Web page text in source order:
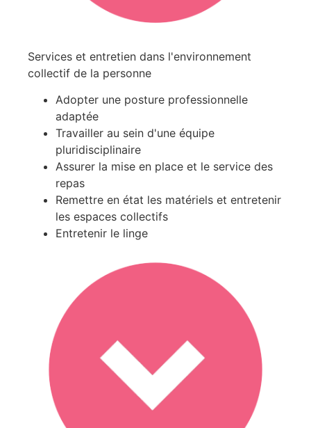
Services et entretien dans l'environnement
collectif de la personne
Adopter une posture professionnelle
adaptée
Travailler au sein d'une équipe
pluridisciplinaire
Assurer la mise en place et le service des
repas
Remettre en état les matériels et entretenir
les espaces collectifs
Entretenir le linge